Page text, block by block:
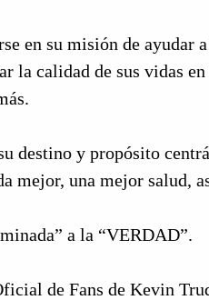
en su misión de ayudar
la calidad de sus vidas
destino y propósito
mejor, una mejor salud,
a la “VERDAD”.
de Fans de Kevin